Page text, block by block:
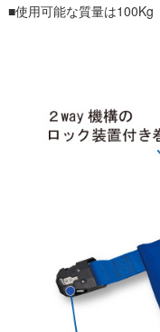
■使用可能な質量は100Kg